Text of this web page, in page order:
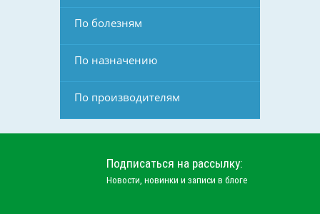
По болезням
По назначению
По производителям
Подписаться на рассылку:
Новости, новинки и записи в блоге